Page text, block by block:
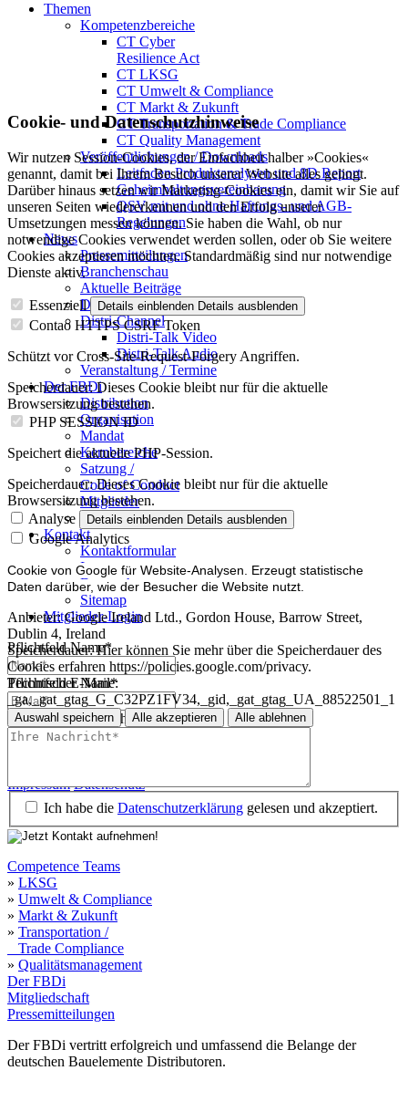
Themen
Kompetenzbereiche
CT Cyber
Resilience Act
CT LKSG
CT Umwelt & Compliance
CT Markt & Zukunft
CT Transportation & Trade Compliance
CT Quality Management
Veröffentlichungen / Downloads
Leitfaden Produktanalysen und 8D Report
Geheimhaltungsverein­barung
QSV mit und ohne Haftungs- und AGB-
Regelungen
News
Pressemitteilungen
Branchenschau
Aktuelle Beiträge
Dossier – 20 Jahre FBDi
Distri-Channel
Distri-Talk Video
Distri-Talk Audio
Veranstaltung / Termine
Der FBDi
Distribution
Organisation
Mandat
Kernbereiche
Satzung /
Code of Conduct
Mitglieder
Mitglied werden
Kontakt
Kontaktformular
Impressum
Datenschutz
Sitemap
Mitglieder-Login
PflichtfeldName*
PflichtfeldE-Mail*
PflichtfeldIhre Nachricht *
Ich habe die Datenschutzerklärung gelesen und akzeptiert.
Competence Teams
» LKSG
» Umwelt & Compliance
» Markt & Zukunft
» Transportation /
Trade Compliance
» Qualitätsmanagement
Der FBDi
Mitgliedschaft
Pressemitteilungen
Der FBDi vertritt erfolgreich und umfassend die Belange der
deutschen Bauelemente Distributoren.
Cookie- und Datenschutzhinweise
Wir nutzen Session-Cookies, der Einfachheit halber »Cookies«
genannt, damit bei Ihrem Besuch unserer Website alles gelingt.
Darüber hinaus setzen wir Marketing-Cookies ein, damit wir Sie auf
unseren Seiten wiedererkennen und den Erfolg unserer
Umsetzungen messen können. Sie haben die Wahl, ob nur
notwendige Cookies verwendet werden sollen, oder ob Sie weitere
Cookies akzeptieren möchten. Standardmäßig sind nur notwendige
Dienste aktiv.
Essenziell Details einblenden Details ausblenden
Contao HTTPS CSRF Token
Schützt vor Cross-Site-Request-Forgery Angriffen.
Speicherdauer:Dieses Cookie bleibt nur für die aktuelle
Browsersitzung bestehen.
PHP SESSION ID
Speichert die aktuelle PHP-Session.
Speicherdauer:Dieses Cookie bleibt nur für die aktuelle
Browsersitzung bestehen.
Analyse
Details einblenden Details ausblenden
Google Analytics
Cookie von Google für Website-Analysen. Erzeugt statistische
Daten darüber, wie der Besucher die Website nutzt.
Anbieter:Google Ireland Ltd., Gordon House, Barrow Street,
Dublin 4, Ireland
Speicherdauer:Hier können Sie mehr über die Speicherdauer des
Cookies erfahren https://policies.google.com/privacy.
Technischer Name:
_ga,_gat_gtag_G_C32PZ1FV34,_gid,_gat_gtag_UA_88522501_1
Auswahl speichern Alle akzeptieren Alle ablehnen
Impressum Datenschutz